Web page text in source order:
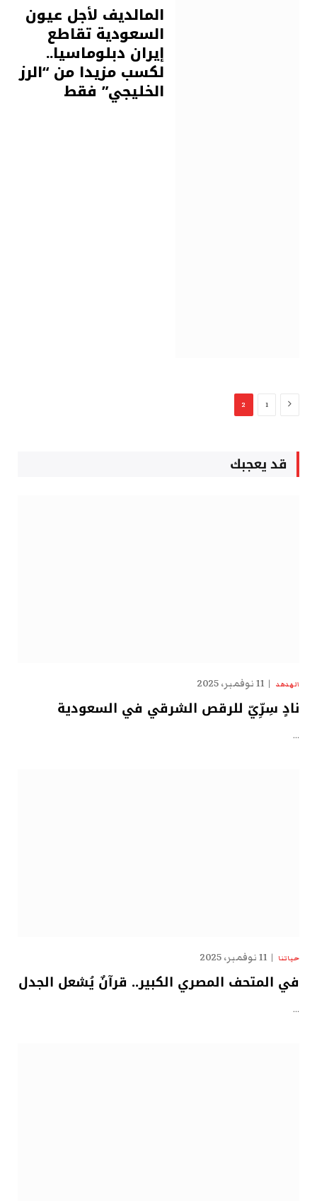
المالديف لأجل عيون
السعودية تقاطع
إيران دبلوماسيا..
لكسب مزيدا من “الرز
الخليجي” فقط
السابق1
2
قد يعجبك
الهدهد 11 نوفمبر، 2025
نادٍ سِرِّيّ للرقص الشرقي في السعودية
…
حياتنا 11 نوفمبر، 2025
في المتحف المصري الكبير.. قرآنٌ يُشعل الجدل
…